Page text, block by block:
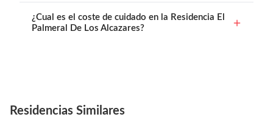
¿Cual es el coste de cuidado en la Residencia El
Palmeral De Los Alcazares?
Residencias Similares